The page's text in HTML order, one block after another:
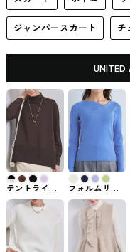
ジャンパースカート チ
UNITED
テントライン
ハイネック ニ
ット UNITED
ARROWS #ト
ップス
フォルムリブ
アシンメトリ
ーネック プル
オーバー ニッ
ト ーウォッシ
ャブル-
UNITED
ARROWS #ト